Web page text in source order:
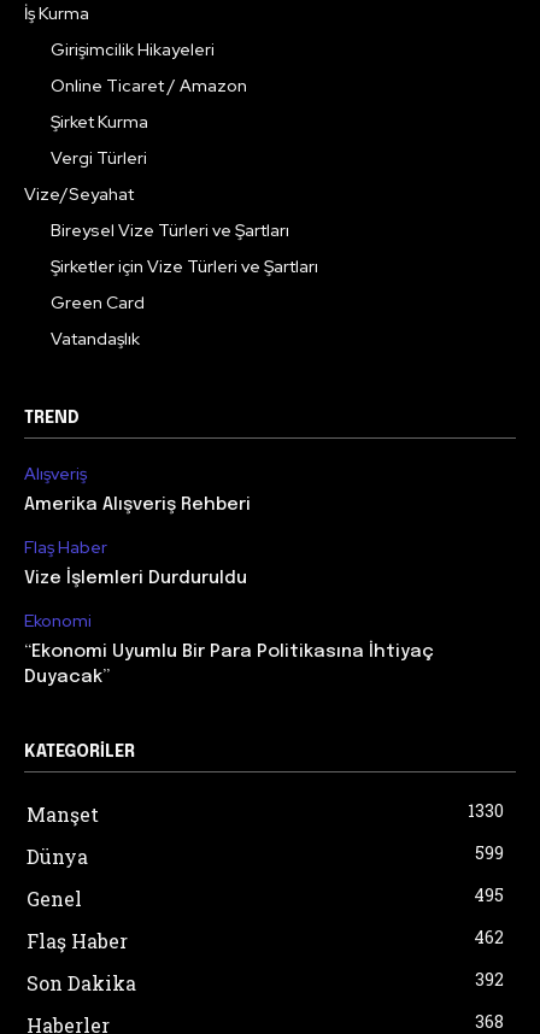
İş Kurma
Girişimcilik Hikayeleri
Online Ticaret / Amazon
Şirket Kurma
Vergi Türleri
Vize/Seyahat
Bireysel Vize Türleri ve Şartları
Şirketler için Vize Türleri ve Şartları
Green Card
Vatandaşlık
TREND
Alışveriş
Amerika Alışveriş Rehberi
Flaş Haber
Vize İşlemleri Durduruldu
Ekonomi
“Ekonomi Uyumlu Bir Para Politikasına İhtiyaç
Duyacak”
KATEGORILER
Manşet 1330
Dünya 599
Genel 495
Flaş Haber 462
Son Dakika 392
Haberler 368